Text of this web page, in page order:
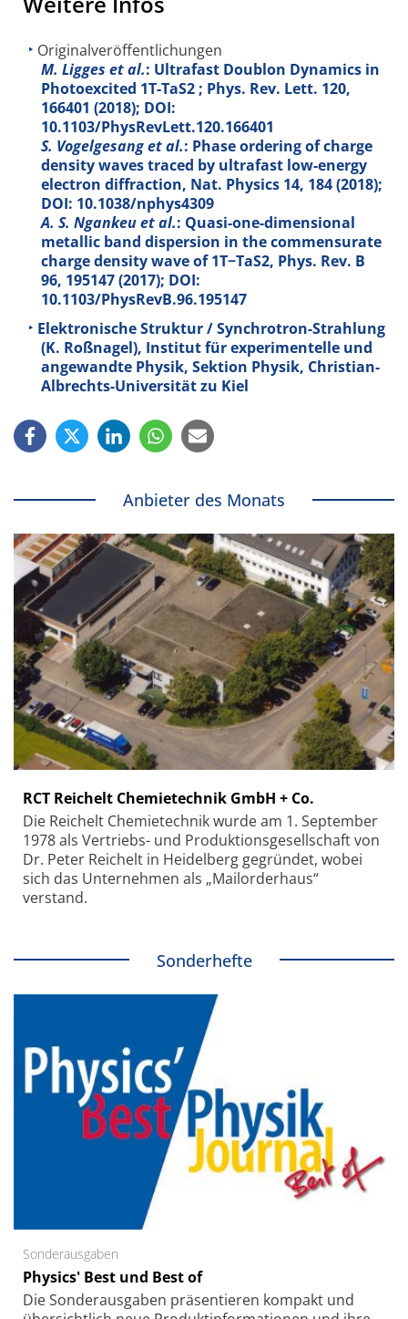
Originalveröffentlichungen
M. Ligges et al.: Ultrafast Doublon Dynamics in
Photoexcited 1T-TaS2 ; Phys. Rev. Lett. 120,
166401 (2018); DOI:
10.1103/PhysRevLett.120.166401
S. Vogelgesang et al.: Phase ordering of charge
density waves traced by ultrafast low-energy
electron diffraction, Nat. Physics 14, 184 (2018);
DOI: 10.1038/nphys4309
A. S. Ngankeu et al.: Quasi-one-dimensional
metallic band dispersion in the commensurate
charge density wave of 1T−TaS2, Phys. Rev. B
96, 195147 (2017); DOI:
10.1103/PhysRevB.96.195147
Elektronische Struktur / Synchrotron-Strahlung
(K. Roßnagel), Institut für experimentelle und
angewandte Physik, Sektion Physik, Christian-
Albrechts-Universität zu Kiel
Anbieter des Monats
RCT Reichelt Chemietechnik GmbH + Co.
Die Reichelt Chemietechnik wurde am 1. September
1978 als Vertriebs- und Produktionsgesellschaft von
Dr. Peter Reichelt in Heidelberg gegründet, wobei
sich das Unternehmen als „Mailorderhaus“
verstand.
Sonderhefte
Sonderausgaben
Physics' Best und Best of
Die Sonder­ausgaben präsentieren kompakt und